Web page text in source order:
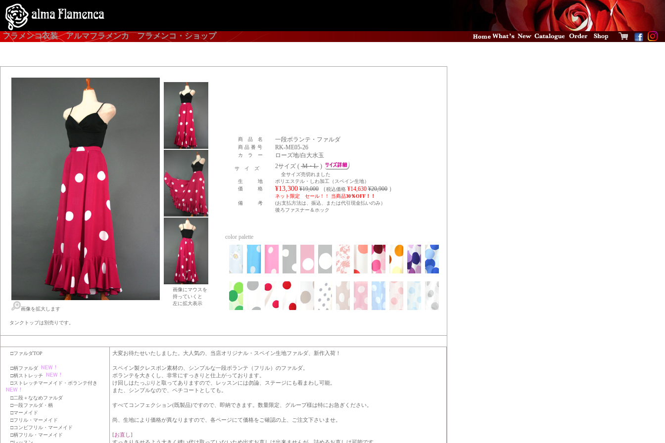
フラメンコ衣装 アルマフラメンカ フラメンコ・ショップ
画像を拡大します
画像にマウスを
持っていくと
左に拡大表示
タンクトップは別売りです。
商 品 名 一段ボランテ・ファルダ
商 品 番 号 RK-ME05-26
カ ラ ー ローズ地/白大水玉
サ イ ズ 2サイズ ( M・L )
全サイズ売切れました
生 地
ポリエステル・しわ加工（スペイン生地）
価 格
¥13,300 ¥19,000 （税込価格 ¥14,630 ¥20,900 ）
備 考
ネット限定 セール！！ 当商品30％OFF！！
(お支払方法は、振込、または代引現金払いのみ）
後ろファスナー＆ホック
color palette
□ファルダTOP
□柄ファルダ
□柄ストレッチ
□ストレッチマーメイド・ボランテ付き
□二段＋ななめファルダ
□一段ファルダ・柄
□マーメイド
□フリル・マーメイド
□コンビフリル・マーメイド
□柄フリル・マーメイド
大変お待たせいたしました。大人気の、当店オリジナル・スペイン生地ファルダ、新作入荷！
スペイン製クレスポン素材の、シンプルな一段ボランテ（フリル）のファルダ。
ボランテを大きくし、非常にすっきりと仕上がっております。
け回しはたっぷりと取ってありますので、レッスンには勿論、ステージにも着まわし可能。
また、シンプルなので、ペチコートとしても。
すべてコンフェクション(既製品)ですので、即納できます。数量限定、グループ様は特にお急ぎください。
尚、生地により価格が異なりますので、各ページにて価格をご確認の上、ご注文下さいませ。
[お直し]